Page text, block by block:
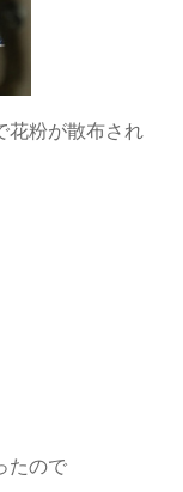
花粉が散布され
たので